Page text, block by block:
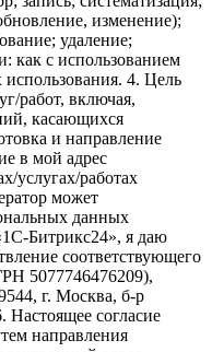
изменение);
удаление;
как с использованием
использования. 4. Цель
работ, включая,
касающихся
и направление
в мой адрес
услугах/работах
может
данных
Битрикс24», я даю
соответствующего
5077746476209),
г. Москва, б-р
Настоящее согласие
направления